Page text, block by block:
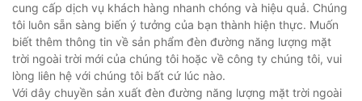
cung cấp dịch vụ khách hàng nhanh chóng và hiệu quả. Chúng
tôi luôn sẵn sàng biến ý tưởng của bạn thành hiện thực. Muốn
biết thêm thông tin về sản phẩm đèn đường năng lượng mặt
trời ngoài trời mới của chúng tôi hoặc về công ty chúng tôi, vui
lòng liên hệ với chúng tôi bất cứ lúc nào.
Với dây chuyền sản xuất đèn đường năng lượng mặt trời ngoài